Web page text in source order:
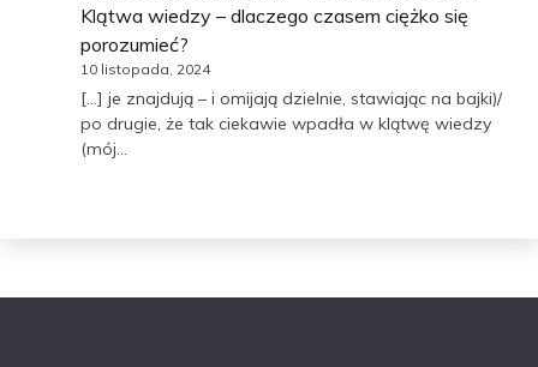
Klątwa wiedzy – dlaczego czasem ciężko się
porozumieć?
10 listopada, 2024
[…] je znajdują – i omijają dzielnie, stawiając na bajki)/
po drugie, że tak ciekawie wpadła w klątwę wiedzy
(mój…